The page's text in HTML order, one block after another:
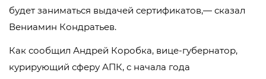
будет заниматься выдачей сертификатов,— сказал
Вениамин Кондратьев.
Как сообщил Андрей Коробка, вице-губернатор,
курирующий сферу АПК, с начала года